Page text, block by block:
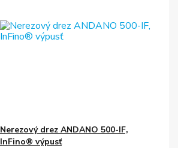
Nerezový drez ANDANO 500-IF,
InFino® výpusť